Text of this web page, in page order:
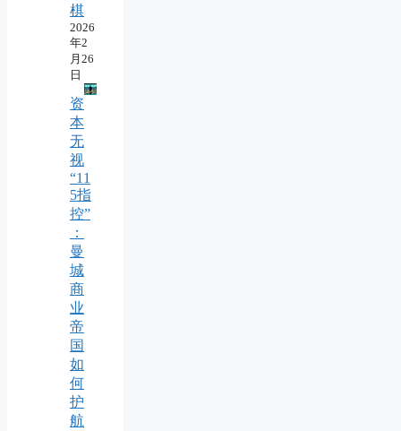
棋
2026
年2
月26
日
资
本
无
视
“11
5指
控”
：
曼
城
商
业
帝
国
如
何
护
航